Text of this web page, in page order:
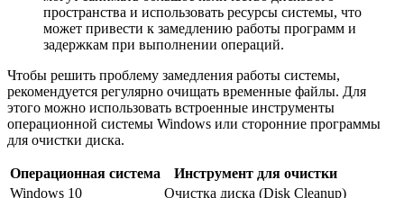
пространства и использовать ресурсы системы, что
может привести к замедлению работы программ и
задержкам при выполнении операций.
Чтобы решить проблему замедления работы системы,
рекомендуется регулярно очищать временные файлы. Для
этого можно использовать встроенные инструменты
операционной системы Windows или сторонние программы
для очистки диска.
Операционная система
Инструмент для очистки
Windows 10
Очистка диска (Disk Cleanup)